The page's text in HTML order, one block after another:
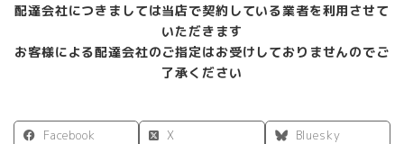
配達会社につきましては当店で契約している業者を利用させて
いただきます
お客様による配達会社のご指定はお受けしておりませんのでご
了承ください
Facebook X
Bluesky